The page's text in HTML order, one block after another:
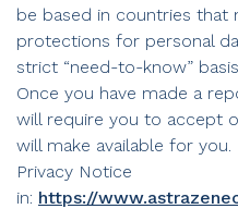
be based in countries that
protections for personal
strict “need-to-know”
Once you have made a
will require you to accept
will make available for
Privacy Notice
in: https://